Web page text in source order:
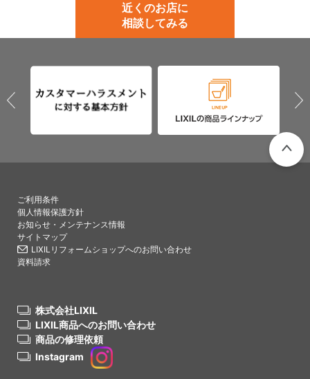
近くのお店に
相談してみる
ご利用条件
個人情報保護方針
お知らせ・メンテナンス情報
サイトマップ
LIXILリフォームショップへのお問い合わせ
資料請求
株式会社LIXIL
LIXIL商品へのお問い合わせ
商品の修理依頼
Instagram